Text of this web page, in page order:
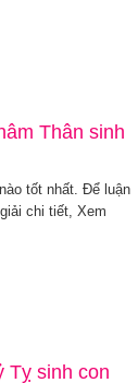
Thân sinh
tốt nhất. Để luận
chi tiết, Xem
Tỵ sinh con